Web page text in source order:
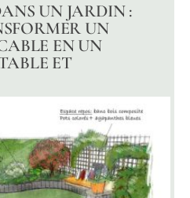
UN JARDIN :
UN
EN UN
ET